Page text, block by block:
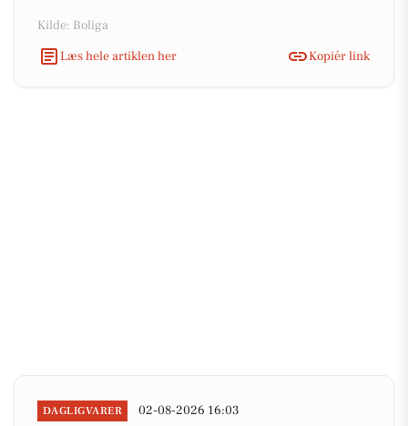
Kilde: Boliga
Læs hele artiklen her
Kopiér link
DAGLIGVARER 02-08-2026 16:03